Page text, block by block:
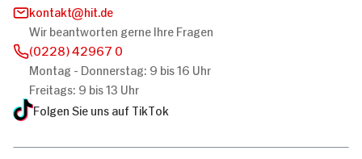
kontakt
hit.de
Wir beantworten gerne Ihre Fragen
(0228) 42967 0
Montag - Donnerstag: 9 bis 16 Uhr
Freitags: 9 bis 13 Uhr
Folgen Sie uns auf TikTok